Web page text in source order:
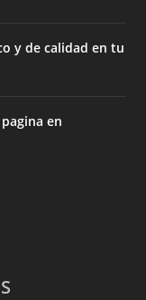
y de calidad en tu
en